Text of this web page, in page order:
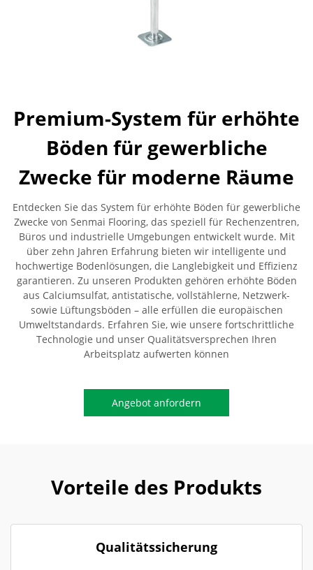
Premium-System für erhöhte
Böden für gewerbliche
Zwecke für moderne Räume
Entdecken Sie das System für erhöhte Böden für gewerbliche
Zwecke von Senmai Flooring, das speziell für Rechenzentren,
Büros und industrielle Umgebungen entwickelt wurde. Mit
über zehn Jahren Erfahrung bieten wir intelligente und
hochwertige Bodenlösungen, die Langlebigkeit und Effizienz
garantieren. Zu unseren Produkten gehören erhöhte Böden
aus Calciumsulfat, antistatische, vollstählerne, Netzwerk-
sowie Lüftungsböden – alle erfüllen die europäischen
Umweltstandards. Erfahren Sie, wie unsere fortschrittliche
Technologie und unser Qualitätsversprechen Ihren
Arbeitsplatz aufwerten können
Angebot anfordern
Vorteile des Produkts
Qualitätssicherung